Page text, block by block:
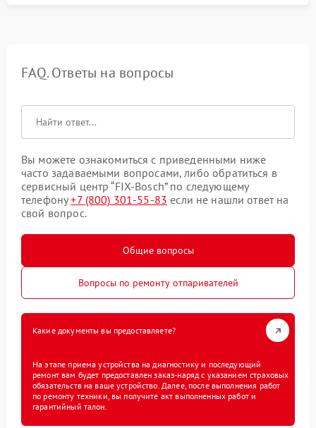
FAQ. Ответы на вопросы
Вы можете ознакомиться с приведенными ниже
часто задаваемыми вопросами, либо обратиться в
сервисный центр “FIX-Bosch” по следующему
телефону+7 (800) 301-55-83 если не нашли ответ на
свой вопрос.
Общие вопросы
Вопросы по ремонту отпаривателей
Какие документы вы предоставляете?
На этапе приема устройства на диагностику и последующий
ремонт вам будет предоставлен заказ-наряд с указанием страховых
обязательств на ваше устройство. Далее, после выполнения работ
по ремонту техники, вы получите акт выполненных работ и
гарантийный талон.